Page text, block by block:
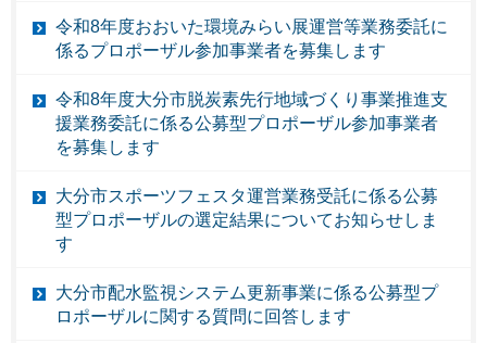
令和8年度おおいた環境みらい展運営等業務委託に
係るプロポーザル参加事業者を募集します
令和8年度大分市脱炭素先行地域づくり事業推進支
援業務委託に係る公募型プロポーザル参加事業者
を募集します
大分市スポーツフェスタ運営業務受託に係る公募
型プロポーザルの選定結果についてお知らせしま
す
大分市配水監視システム更新事業に係る公募型プ
ロポーザルに関する質問に回答します